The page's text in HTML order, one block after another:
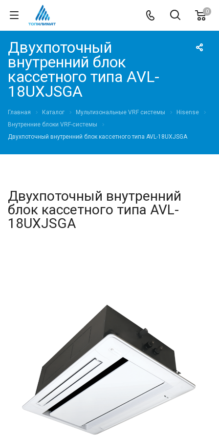
0
Двухпоточный
внутренний блок
кассетного типа AVL-
18UXJSGA
Главная Каталог Мультизональные VRF системы
Hisense
Внутренние блоки VRF-cистемы
Двухпоточный внутренний блок кассетного типа AVL-18UXJSGA
Двухпоточный внутренний
блок кассетного типа AVL-
18UXJSGA